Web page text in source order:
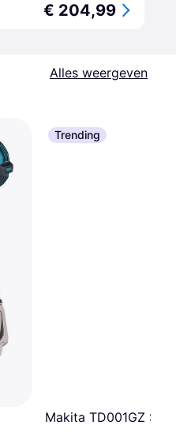
€ 204,99
Alles weergeven
Trending
Makita TD001GZ Solo